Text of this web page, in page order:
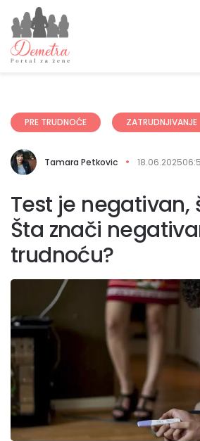
PRE TRUDNOĆE ZATRUDNJIVANJE
Tamara Petkovic 18.06.2025
Test je negativan,
Šta znači
trudnoću?